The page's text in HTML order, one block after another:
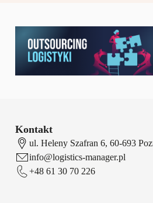
Kontakt
ul. Heleny Szafran 6, 60-693
info@logistics-manager.pl
+48 61 30 70 226